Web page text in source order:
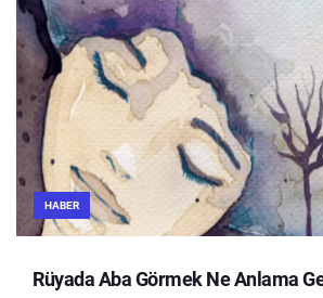
HABER
Rüyada Aba Görmek Ne Anlama